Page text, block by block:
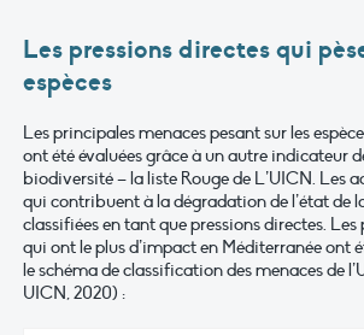
Les pressions directes qui
espèces
Les principales menaces pesant sur les
ont été évaluées grâce à un autre indicateur
biodiversité – la liste Rouge de L’UICN. Les
qui contribuent à la dégradation de l’état de
classifiées en tant que pressions directes. Les
qui ont le plus d’impact en Méditerranée ont
le schéma de classification des menaces de
UICN, 2020) :